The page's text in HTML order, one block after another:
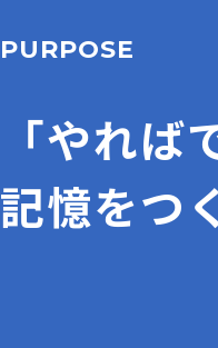
PURPOSE
「やれば
記憶をつ